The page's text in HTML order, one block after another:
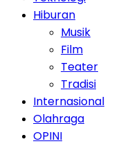
Hiburan
Musik
Film
Teater
Tradisi
Internasional
Olahraga
OPINI